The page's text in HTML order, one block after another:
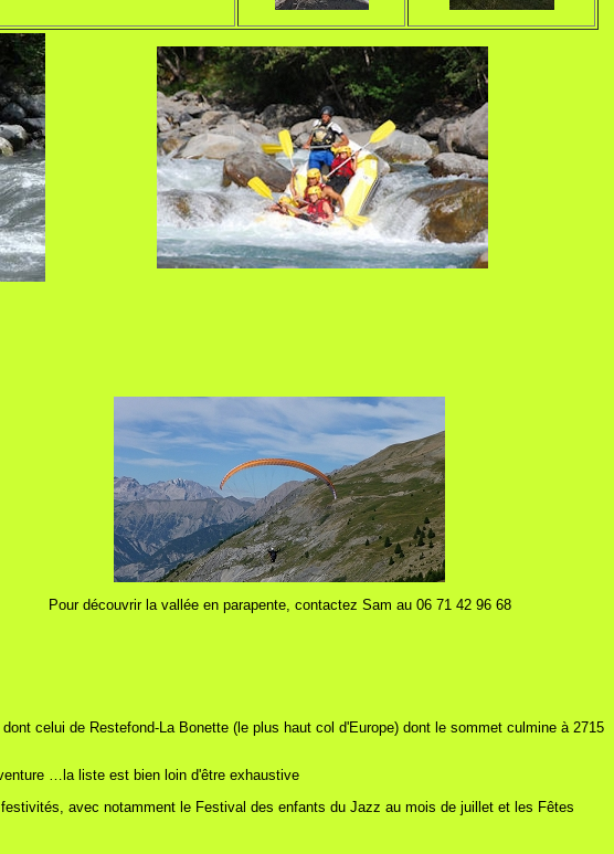
Pour découvrir la vallée en parapente, contactez Sam au 06 71 42 96 68
celui de Restefond-La Bonette (le plus haut col d'Europe) dont le sommet culmine à 2715
…la liste est bien loin d'être exhaustive
avec notamment le Festival des enfants du Jazz au mois de juillet et les Fêtes